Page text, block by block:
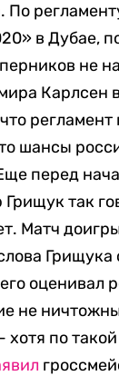
По
в Дубае,
не
Карлсен
шансы
перед
Грищук так
Матч
оценивал
не
хотя по